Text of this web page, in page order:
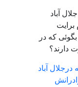
آباد
برایت
که در
دارند؟
درجلال آباد